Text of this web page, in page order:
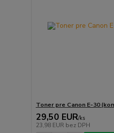
Toner pre Canon E-30
29,50 EUR/ks
23,98 EUR bez DPH